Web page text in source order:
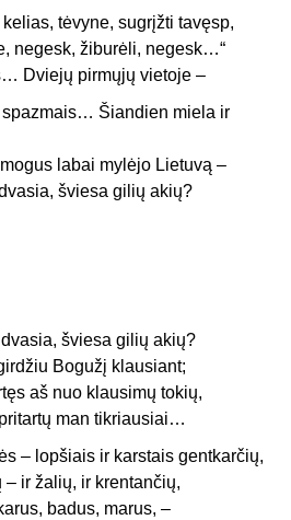
tėvyne, sugrįžti tavęsp,
negesk, žiburėli, negesk…“
Dviejų pirmųjų vietoje –
spazmais… Šiandien miela ir
labai mylėjo Lietuvą –
šviesa gilių akių?
šviesa gilių akių?
Bogužį klausiant;
aš nuo klausimų tokių,
man tikriausiai…
– lopšiais ir karstais gentkarčių,
ir žalių, ir krentančių,
badus, marus, –